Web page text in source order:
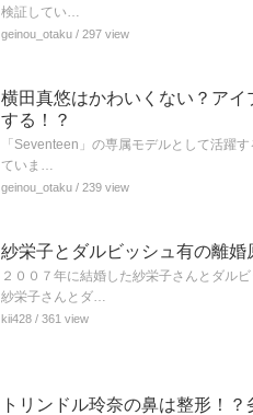
検証してい…
geinou_otaku / 297 view
横田真悠はかわいくない？ア
する！？
「Seventeen」の専属モデルとして活躍
ていま…
geinou_otaku / 239 view
紗栄子とダルビッシュ有の離
２００７年に結婚した紗栄子さんとダル
紗栄子さんとダ…
kii428 / 361 view
トリンドル玲奈の鼻は整形！